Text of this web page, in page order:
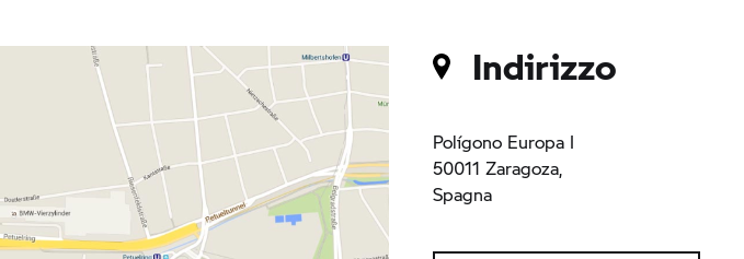
Indirizzo
Polígono Europa I
50011 Zaragoza,
Spagna